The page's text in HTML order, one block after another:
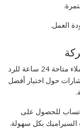
العمل.
توفر شركة تركيب سيراميك بالدمام خدمة عملاء متاحة 24 ساعة للرد
حول اختيار أفضل
للحصول على
بكل سهولة.